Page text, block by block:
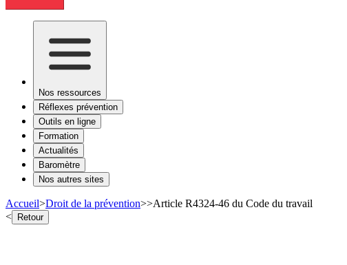
Nos ressources
Réflexes prévention
Outils en ligne
Formation
Actualités
Baromètre
Nos autres sites
Accueil>Droit de la prévention>>Article R4324-46 du Code du travail
< Retour